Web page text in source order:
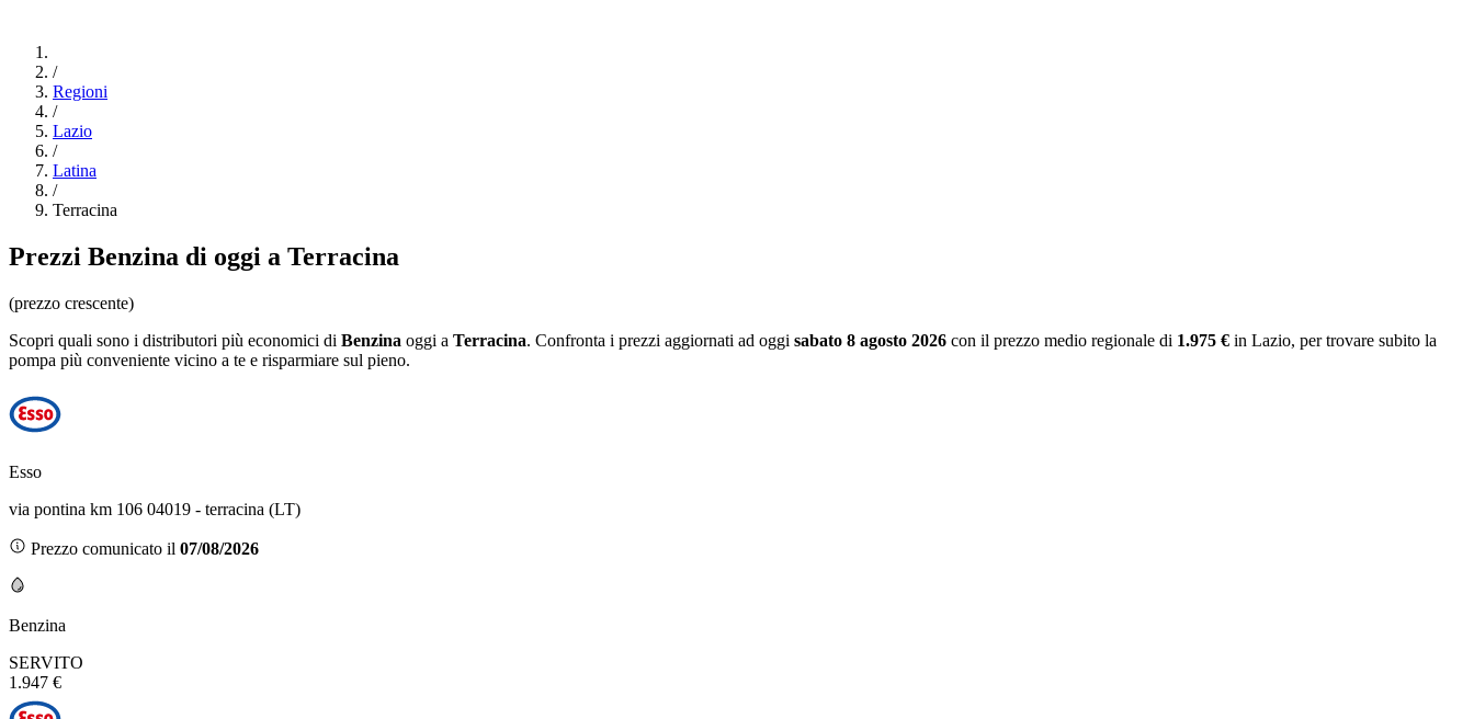
/
Regioni
/
Lazio
/
Latina
/
Terracina
Prezzi Benzina di oggi a Terracina
(prezzo crescente)
Scopri quali sono i distributori più economici di Benzina oggi a Terracina. Confronta i prezzi aggiornati ad oggi sabato 8 agosto 2026 con il prezzo medio regionale di 1.975 € in Lazio, per trovare subito la
pompa più conveniente vicino a te e risparmiare sul pieno.
Esso
via pontina km 106 04019 - terracina (LT)
Prezzo comunicato il 07/08/2026
Benzina
SERVITO
1.947 €